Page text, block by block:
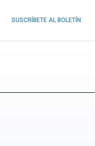
SUSCRÍBETE AL BOLETÍN